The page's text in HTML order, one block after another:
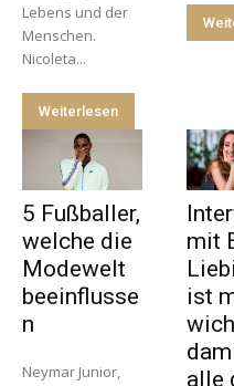
Lebens und der
Menschen.
Nicoleta...
Weiterlesen
5 Fußballer,
welche die
Modewelt
beeinflusse
n
Neymar Junior,
mit
ist
alle